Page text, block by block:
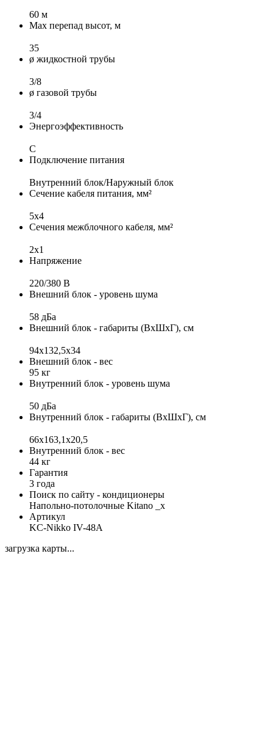
60 м
Max перепад высот, м
35
ø жидкостной трубы
3/8
ø газовой трубы
3/4
Энергоэффективность
C
Подключение питания
Внутренний блок/Наружный блок
Сечение кабеля питания, мм²
5x4
Сечения межблочного кабеля, мм²
2x1
Напряжение
220/380 В
Внешний блок - уровень шума
58 дБа
Внешний блок - габариты (ВхШхГ), см
94x132,5x34
Внешний блок - вес
95 кг
Внутренний блок - уровень шума
50 дБа
Внутренний блок - габариты (ВхШхГ), см
66x163,1x20,5
Внутренний блок - вес
44 кг
Гарантия
3 года
Поиск по сайту - кондиционеры
Напольно-потолочные Kitano _x
Артикул
KC-Nikko IV-48A
загрузка карты...